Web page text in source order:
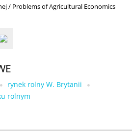
/ Problems of Agricultural Economics
rynek rolny W. Brytanii
rolnym